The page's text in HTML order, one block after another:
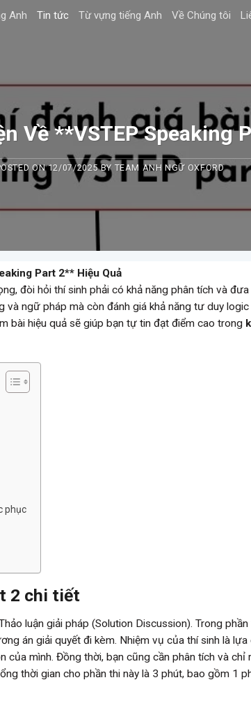
Anh Tin tức Từ vựng tiếng Anh Về Chúng tôi
Về **VSTEP Speaking
ON12/07/2025BY TEAM ANH NGỮ OXFORD
Part 2** Hiệu Quả
đòi hỏi thí sinh phải có khả năng phân tích và đưa
ngữ pháp mà còn đánh giá khả năng tư duy
bài hiệu quả sẽ giúp bạn tự tin đạt điểm cao trong
phục
2 chi tiết
luận giải pháp (Solution Discussion). Trong phần
án giải quyết đi kèm. Nhiệm vụ của thí sinh là lựa
mình. Đồng thời, bạn cũng cần phân tích và chỉ
thời gian cho phần thi này là 3 phút, bao gồm 1